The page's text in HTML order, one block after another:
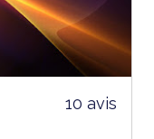
10 avis